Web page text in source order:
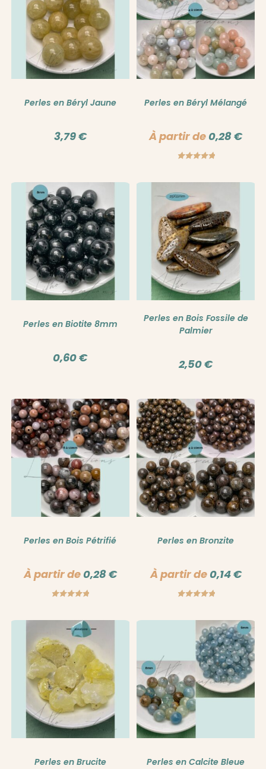
Perles en Béryl Jaune
3,79€
Perles en Béryl Mélangé
À partir de 0,28€
Perles en Biotite 8mm
0,60€
Perles en Bois Fossile de
Palmier
2,50€
Perles en Bois Pétrifié
À partir de 0,28€
Perles en Bronzite
À partir de 0,14€
Perles en Brucite Perles en Calcite Bleue